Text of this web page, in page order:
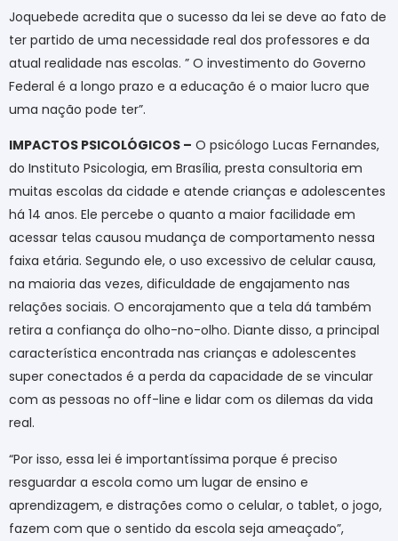
Joquebede acredita que o sucesso da lei se deve ao fato de
ter partido de uma necessidade real dos professores e da
atual realidade nas escolas. ” O investimento do Governo
Federal é a longo prazo e a educação é o maior lucro que
uma nação pode ter”.
IMPACTOS PSICOLÓGICOS – O psicólogo Lucas Fernandes,
do Instituto Psicologia, em Brasília, presta consultoria em
muitas escolas da cidade e atende crianças e adolescentes
há 14 anos. Ele percebe o quanto a maior facilidade em
acessar telas causou mudança de comportamento nessa
faixa etária. Segundo ele, o uso excessivo de celular causa,
na maioria das vezes, dificuldade de engajamento nas
relações sociais. O encorajamento que a tela dá também
retira a confiança do olho-no-olho. Diante disso, a principal
característica encontrada nas crianças e adolescentes
super conectados é a perda da capacidade de se vincular
com as pessoas no off-line e lidar com os dilemas da vida
real.
“Por isso, essa lei é importantíssima porque é preciso
resguardar a escola como um lugar de ensino e
aprendizagem, e distrações como o celular, o tablet, o jogo,
fazem com que o sentido da escola seja ameaçado”,